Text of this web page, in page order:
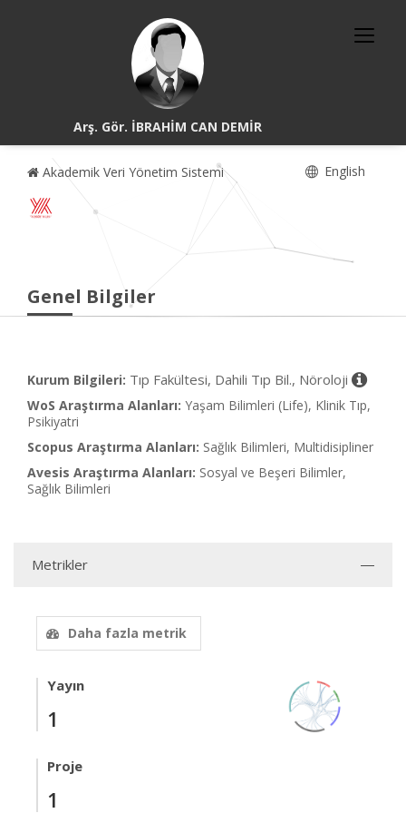
Arş. Gör. İBRAHİM CAN DEMİR
Akademik Veri Yönetim Sistemi English
Genel Bilgiler
Kurum Bilgileri: Tıp Fakültesi, Dahili Tıp Bil., Nöroloji
WoS Araştırma Alanları: Yaşam Bilimleri (Life), Klinik Tıp,
Psikiyatri
Scopus Araştırma Alanları: Sağlık Bilimleri, Multidisipliner
Avesis Araştırma Alanları: Sosyal ve Beşeri Bilimler,
Sağlık Bilimleri
Metrikler
Daha fazla metrik
Yayın
1
Proje
1